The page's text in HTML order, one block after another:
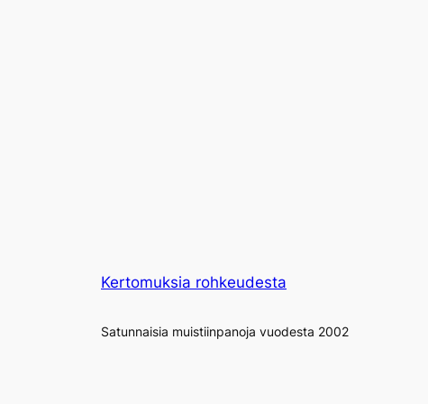
Kertomuksia rohkeudesta
Satunnaisia muistiinpanoja vuodesta 2002